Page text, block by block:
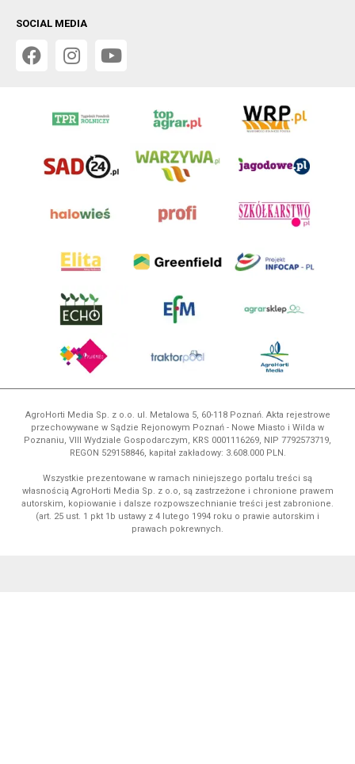
SOCIAL MEDIA
AgroHorti Media Sp. z o.o. ul. Metalowa 5, 60-118 Poznań. Akta rejestrowe
przechowywane w Sądzie Rejonowym Poznań - Nowe Miasto i Wilda w
Poznaniu, VIII Wydziale Gospodarczym, KRS 0001116269, NIP 7792573719,
REGON 529158846, kapitał zakładowy: 3.608.000 PLN.
Wszystkie prezentowane w ramach niniejszego portalu treści są
własnością AgroHorti Media Sp. z o.o, są zastrzeżone i chronione prawem
autorskim, kopiowanie i dalsze rozpowszechnianie treści jest zabronione.
(art. 25 ust. 1 pkt 1b ustawy z 4 lutego 1994 roku o prawie autorskim i
prawach pokrewnych.